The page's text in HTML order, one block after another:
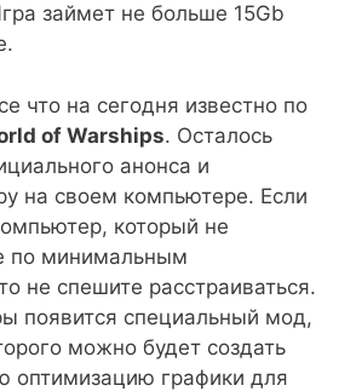
займет не больше 15Gb
что на сегодня известно по
of Warships. Осталось
анонса и
на своем компьютере. Если
который не
по минимальным
не спешите расстраиваться.
появится специальный мод,
можно будет создать
оптимизацию графики для